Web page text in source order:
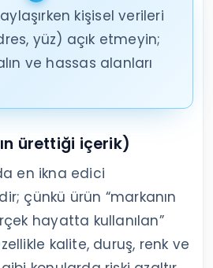
kişisel verileri
yüz) açık etmeyin;
ve hassas alanları
ürettiği içerik)
en ikna edici
çünkü ürün “markanın
hayatta kullanılan”
kalite, duruş, renk ve